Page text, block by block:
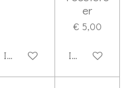
In winkelwagen
er
€ 5,00
In